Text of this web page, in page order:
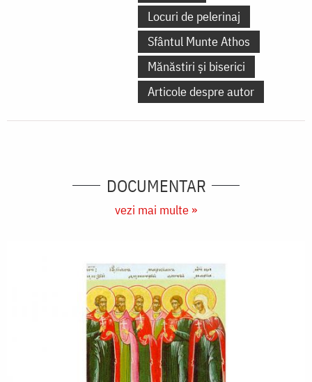
Locuri de pelerinaj
Sfântul Munte Athos
Mănăstiri și biserici
Articole despre autor
DOCUMENTAR
vezi mai multe »